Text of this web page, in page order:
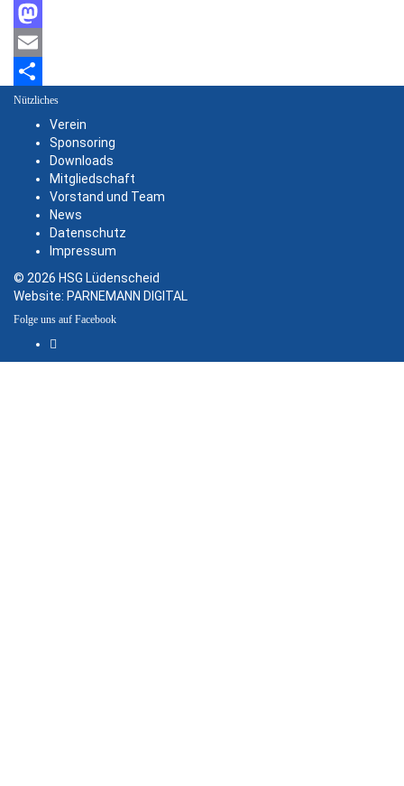
Facebook
Mastodon
Email
Teilen
Nützliches
Verein
Sponsoring
Downloads
Mitgliedschaft
Vorstand und Team
News
Datenschutz
Impressum
© 2026 HSG Lüdenscheid
Website: PARNEMANN DIGITAL
Folge uns auf Facebook